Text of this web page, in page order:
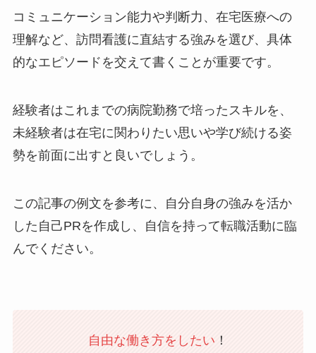
コミュニケーション能力や判断力、在宅医療への
理解など、訪問看護に直結する強みを選び、具体
的なエピソードを交えて書くことが重要です。
経験者はこれまでの病院勤務で培ったスキルを、
未経験者は在宅に関わりたい思いや学び続ける姿
勢を前面に出すと良いでしょう。
この記事の例文を参考に、自分自身の強みを活か
した自己PRを作成し、自信を持って転職活動に臨
んでください。
自由な働き方をしたい ！